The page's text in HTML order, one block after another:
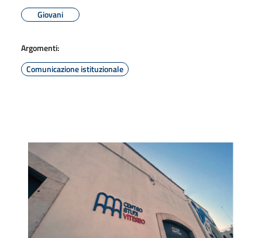
Giovani
Argomenti:
Comunicazione istituzionale